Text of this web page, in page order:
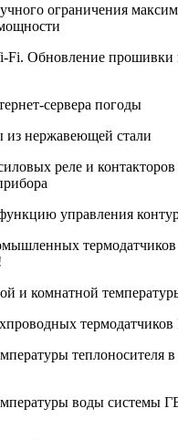
ограничения
Fi. Обновление прошивки
сервера погоды
нержавеющей стали
реле и контакторов
управления
и комнатной
термодатчиков
теплоносителя
воды системы